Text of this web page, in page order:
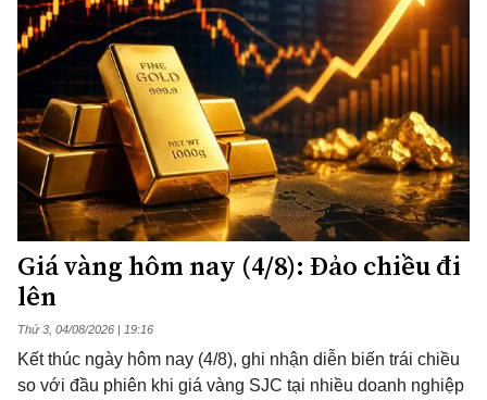
Giá vàng hôm nay (4/8): Đảo chiều đi
lên
Thứ 3, 04/08/2026 | 19:16
Kết thúc ngày hôm nay (4/8), ghi nhận diễn biến trái chiều
so với đầu phiên khi giá vàng SJC tại nhiều doanh nghiệp